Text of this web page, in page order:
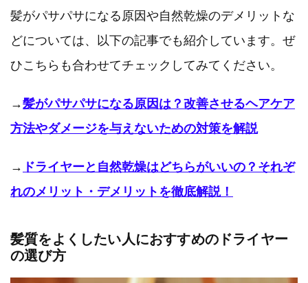
髪がパサパサになる原因や自然乾燥のデメリットな
どについては、以下の記事でも紹介しています。ぜ
ひこちらも合わせてチェックしてみてください。
→髪がパサパサになる原因は？改善させるヘアケア
方法やダメージを与えないための対策を解説
→ ドライヤーと自然乾燥はどちらがいいの？それぞ
れのメリット・デメリットを徹底解説！
髪質をよくしたい人におすすめのドライヤー
の選び方